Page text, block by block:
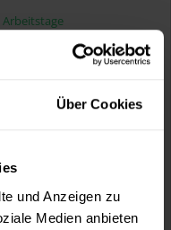
Über Cookies
und Anzeigen zu
Medien anbieten
Arbeitstage